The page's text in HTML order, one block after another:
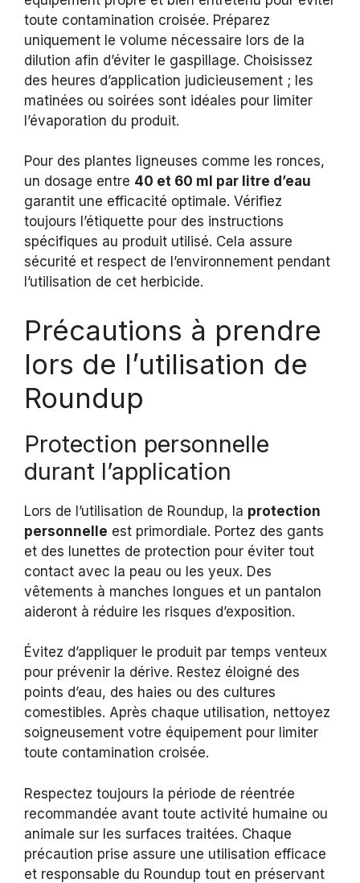
toute contamination croisée. Préparez
uniquement le volume nécessaire lors de la
dilution afin d’éviter le gaspillage. Choisissez
des heures d’application judicieusement ; les
matinées ou soirées sont idéales pour limiter
l’évaporation du produit.
Pour des plantes ligneuses comme les ronces,
un dosage entre 40 et 60 ml par litre d’eau
garantit une efficacité optimale. Vérifiez
toujours l’étiquette pour des instructions
spécifiques au produit utilisé. Cela assure
sécurité et respect de l’environnement pendant
l’utilisation de cet herbicide.
Précautions à prendre
lors de l’utilisation de
Roundup
Protection personnelle
durant l’application
Lors de l’utilisation de Roundup, la protection
personnelle est primordiale. Portez des gants
et des lunettes de protection pour éviter tout
contact avec la peau ou les yeux. Des
vêtements à manches longues et un pantalon
aideront à réduire les risques d’exposition.
Évitez d’appliquer le produit par temps venteux
pour prévenir la dérive. Restez éloigné des
points d’eau, des haies ou des cultures
comestibles. Après chaque utilisation, nettoyez
soigneusement votre équipement pour limiter
toute contamination croisée.
Respectez toujours la période de réentrée
recommandée avant toute activité humaine ou
animale sur les surfaces traitées. Chaque
précaution prise assure une utilisation efficace
et responsable du Roundup tout en préservant